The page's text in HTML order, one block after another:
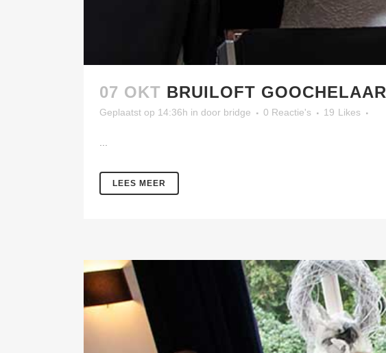
07 OKT BRUILOFT GOOCHELAAR
Geplaatst op 14:36h in door bridge 0 Reactie's 19 Likes
LEES MEER